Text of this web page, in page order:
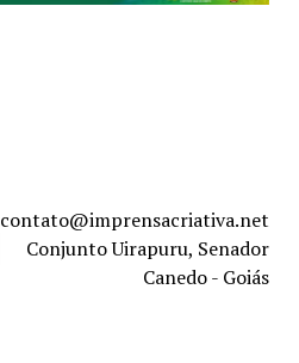
contato@imprensacriativa.net
Conjunto Uirapuru, Senador
Canedo - Goiás